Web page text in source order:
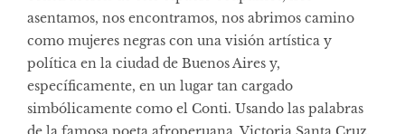
asentamos, nos encontramos, nos abrimos camino
como mujeres negras con una visión artística y
política en la ciudad de Buenos Aires y,
específicamente, en un lugar tan cargado
simbólicamente como el Conti. Usando las palabras